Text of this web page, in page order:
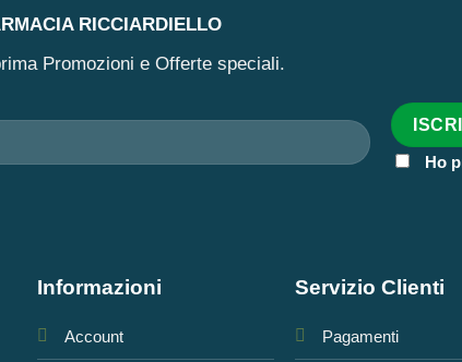
RICCIARDIELLO
Promozioni e Offerte speciali.
Ho
Informazioni
Account
Servizio Clienti
Pagamenti